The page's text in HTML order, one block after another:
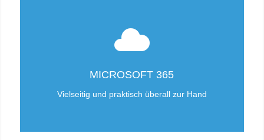
MICROSOFT 365
Vielseitig und praktisch überall zur Hand